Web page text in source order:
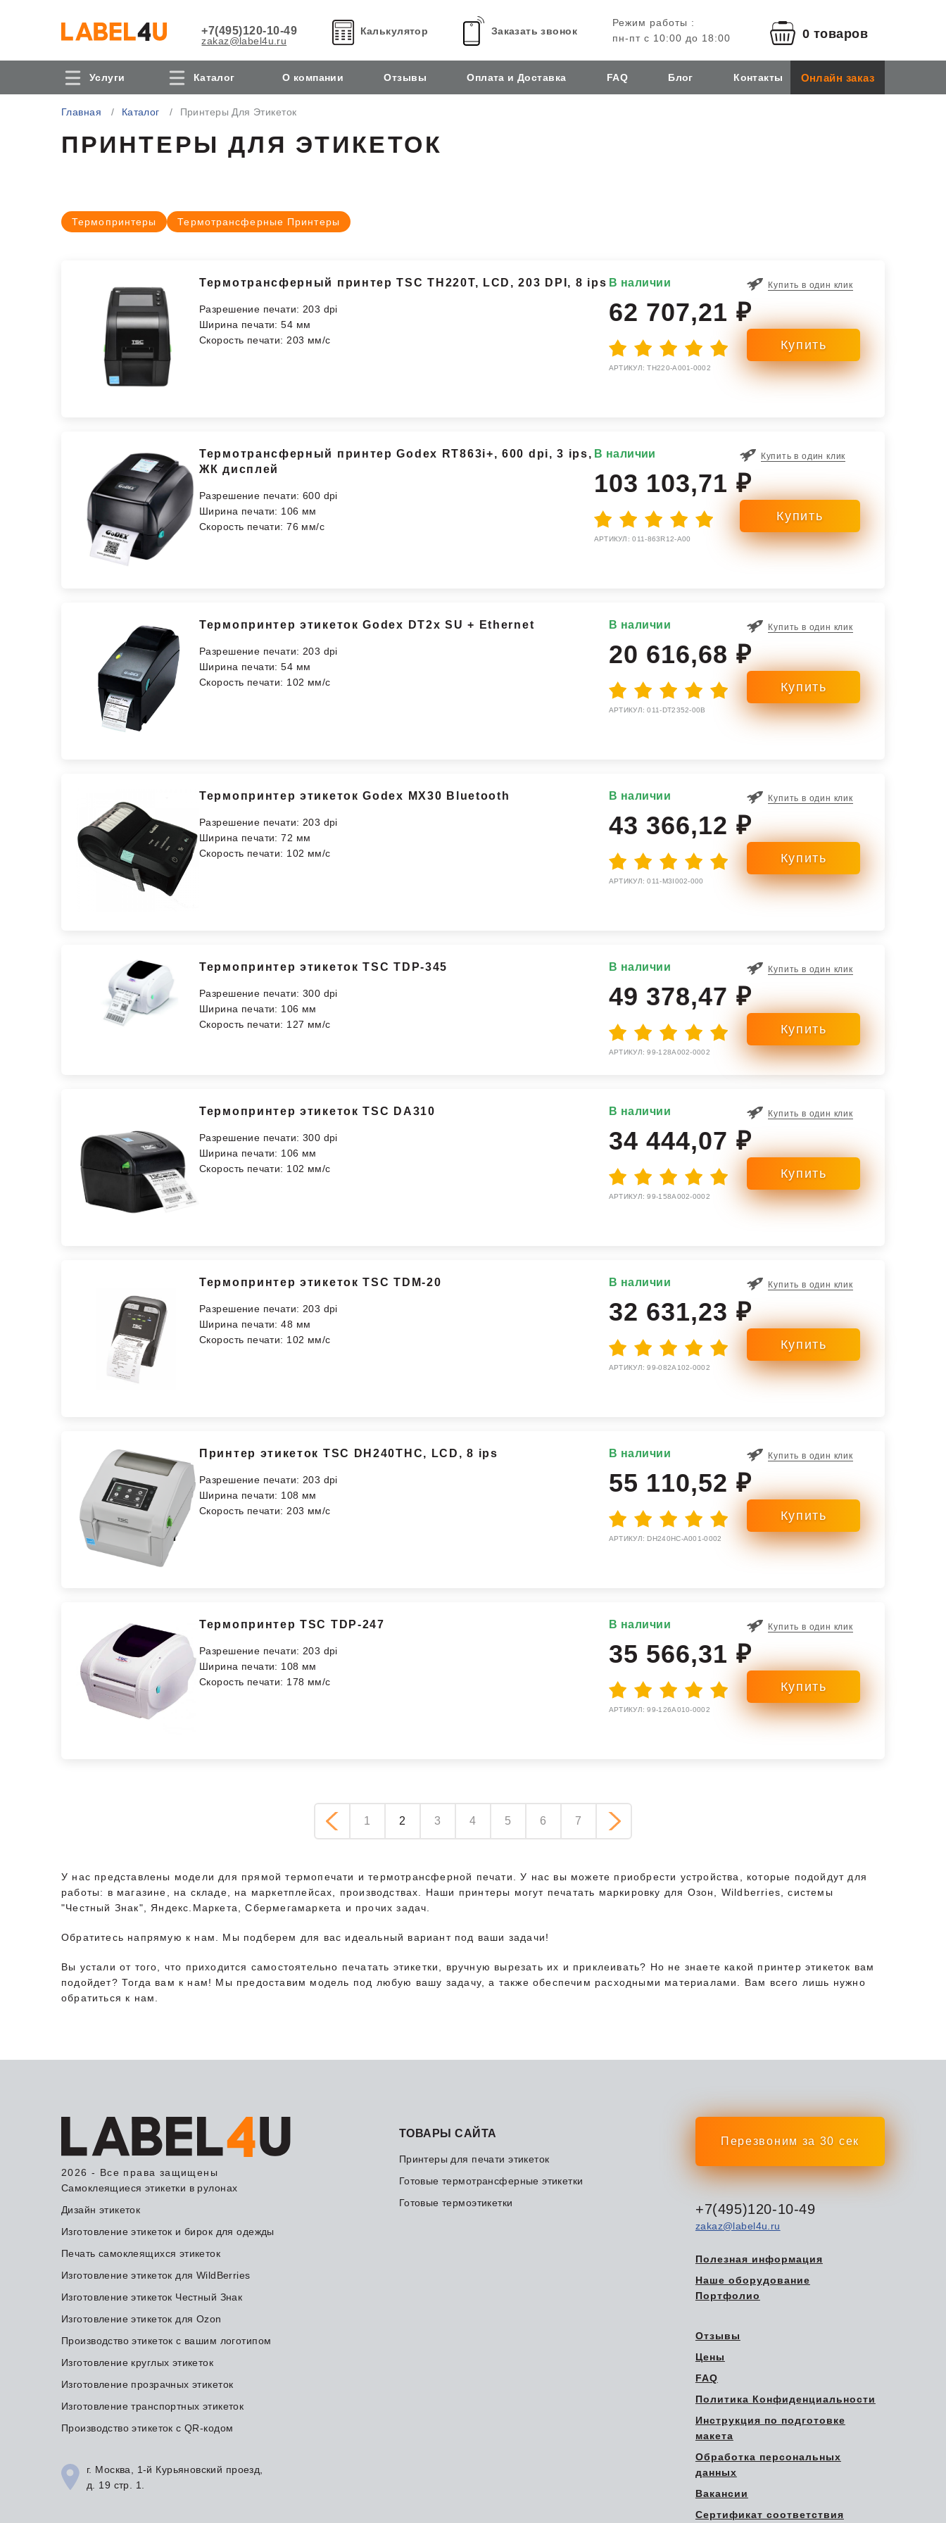
+7(495)120-10-49
zakaz@label4u.ru
Калькулятор Заказать звонок
Режим работы :
пн-пт с 10:00 до 18:00
0 товаров
Услуги Каталог О компании Отзывы Оплата и Доставка FAQ Блог Контакты Онлайн заказ
Главная Каталог Принтеры Для Этикеток
ПРИНТЕРЫ ДЛЯ ЭТИКЕТОК
Термопринтеры Термотрансферные Принтеры
Термотрансферный принтер TSC TH220T, LCD, 203 DPI, 8 ips
Разрешение печати: 203 dpi
Ширина печати: 54 мм
Скорость печати: 203 мм/с
В наличии
62 707,21 ₽
АРТИКУЛ: TH220-A001-0002
Купить в один клик
Термотрансферный принтер Godeх RT863i+, 600 dpi, 3 ips,
ЖК дисплей
Разрешение печати: 600 dpi
Ширина печати: 106 мм
Скорость печати: 76 мм/с
В наличии
103 103,71 ₽
АРТИКУЛ: 011-863R12-A00
Купить в один клик
Термопринтер этикеток Godex DT2х SU + Ethernet
Разрешение печати: 203 dpi
Ширина печати: 54 мм
Скорость печати: 102 мм/с
В наличии
20 616,68 ₽
АРТИКУЛ: 011-DT2352-00B
Купить в один клик
Термопринтер этикеток Godex MX30 Bluetooth
Разрешение печати: 203 dpi
Ширина печати: 72 мм
Скорость печати: 102 мм/с
В наличии
43 366,12 ₽
АРТИКУЛ: 011-M3I002-000
Купить в один клик
Термопринтер этикеток TSC TDP-345
Разрешение печати: 300 dpi
Ширина печати: 106 мм
Скорость печати: 127 мм/с
В наличии
49 378,47 ₽
АРТИКУЛ: 99-128A002-0002
Купить в один клик
Термопринтер этикеток TSC DA310
Разрешение печати: 300 dpi
Ширина печати: 106 мм
Скорость печати: 102 мм/с
В наличии
34 444,07 ₽
АРТИКУЛ: 99-158A002-0002
Купить в один клик
Термопринтер этикеток TSC TDM-20
Разрешение печати: 203 dpi
Ширина печати: 48 мм
Скорость печати: 102 мм/с
В наличии
32 631,23 ₽
АРТИКУЛ: 99-082A102-0002
Купить в один клик
Принтер этикеток TSC DH240THC, LCD, 8 ips
Разрешение печати: 203 dpi
Ширина печати: 108 мм
Скорость печати: 203 мм/с
В наличии
55 110,52 ₽
АРТИКУЛ: DH240HC-A001-0002
Купить в один клик
Термопринтер TSC TDP-247
Разрешение печати: 203 dpi
Ширина печати: 108 мм
Скорость печати: 178 мм/с
В наличии
35 566,31 ₽
АРТИКУЛ: 99-126A010-0002
Купить в один клик
1 2 3 4 5 6 7
У нас представлены модели для прямой термопечати и термотрансферной печати. У нас вы можете приобрести устройства, которые подойдут для
работы: в магазине, на складе, на маркетплейсах, производствах. Наши принтеры могут печатать маркировку для Озон, Wildberries, системы
"Честный Знак", Яндекс.Маркета, Сбермегамаркета и прочих задач.
Обратитесь напрямую к нам. Мы подберем для вас идеальный вариант под ваши задачи!
Вы устали от того, что приходится самостоятельно печатать этикетки, вручную вырезать их и приклеивать? Но не знаете какой принтер этикеток вам
подойдет? Тогда вам к нам! Мы предоставим модель под любую вашу задачу, а также обеспечим расходными материалами. Вам всего лишь нужно
обратиться к нам.
2026 - Все права защищены
Самоклеящиеся этикетки в рулонах
Дизайн этикеток
Изготовление этикеток и бирок для одежды
Печать самоклеящихся этикеток
Изготовление этикеток для WildBerries
Изготовление этикеток Честный Знак
Изготовление этикеток для Ozon
Производство этикеток с вашим логотипом
Изготовление круглых этикеток
Изготовление прозрачных этикеток
Изготовление транспортных этикеток
Производство этикеток с QR-кодом
г. Москва, 1-й Курьяновский проезд,
д. 19 стр. 1.
ТОВАРЫ САЙТА
Принтеры для печати этикеток
Готовые термотрансферные этикетки
Готовые термоэтикетки
Перезвоним за 30 сек
+7(495)120-10-49
zakaz@label4u.ru
Полезная информация
Наше оборудование
Портфолио
Отзывы
Цены
FAQ
Политика Конфиденциальности
Инструкция по подготовке
макета
Обработка персональных
данных
Вакансии
Сертификат соответствия